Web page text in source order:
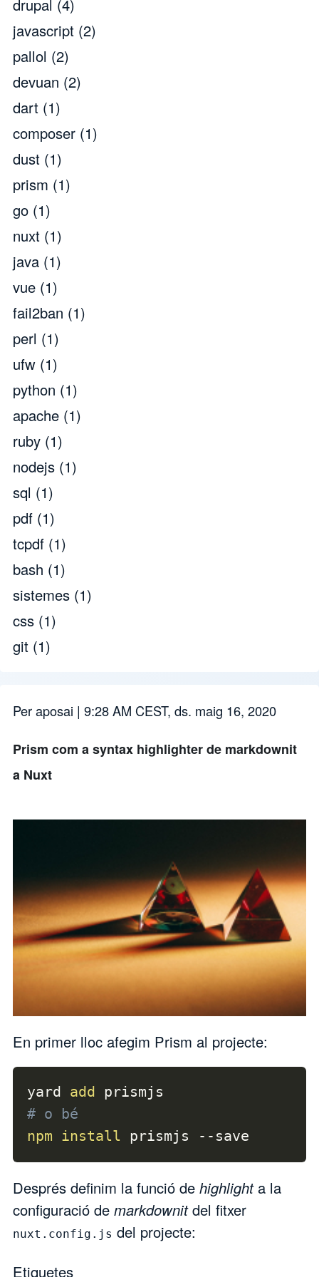
drupal (4)
javascript (2)
pallol (2)
devuan (2)
dart (1)
composer (1)
dust (1)
prism (1)
go (1)
nuxt (1)
java (1)
vue (1)
fail2ban (1)
perl (1)
ufw (1)
python (1)
apache (1)
ruby (1)
nodejs (1)
sql (1)
pdf (1)
tcpdf (1)
bash (1)
sistemes (1)
css (1)
git (1)
Peraposai | 9:28 AM CEST, ds. maig 16, 2020
Prism com a syntax highlighter de markdownit
a Nuxt
En primer lloc afegim Prism al projecte:
yard add
# o bé
npm install prismjs --save
Després definim la funció de highlighta la
configuració de markdownitdel fitxer
nuxt.config.js del projecte:
Etiquetes